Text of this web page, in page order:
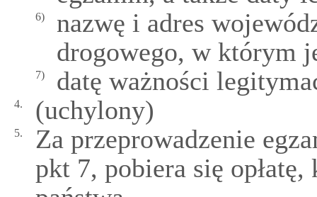
6)
nazwę i adres
drogowego, w którym
7) datę ważności
4. (uchylony)
5.
Za przeprowadzenie
pkt 7, pobiera się